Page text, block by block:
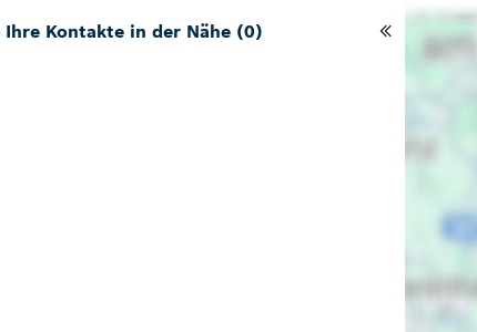
Ihre Kontakte in der Nähe (0)